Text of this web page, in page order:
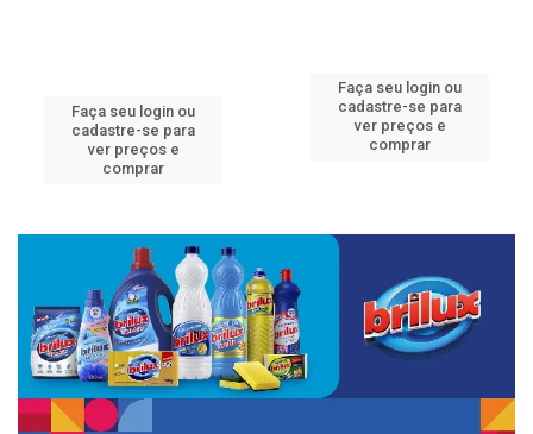
Faça seu login ou
cadastre-se para
ver preços e
comprar
Faça seu login ou
cadastre-se para
ver preços e
comprar